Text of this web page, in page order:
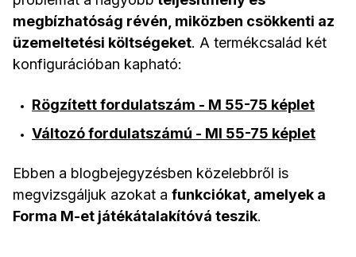
megbízhatóság révén, miközben csökkenti az
üzemeltetési költségeket. A termékcsalád két
konfigurációban kapható:
Rögzített fordulatszám - M 55-75 képlet
Változó fordulatszámú - MI 55-75 képlet
Ebben a blogbejegyzésben közelebbről is
megvizsgáljuk azokat a funkciókat, amelyek a
Forma M-et játékátalakítóvá teszik.